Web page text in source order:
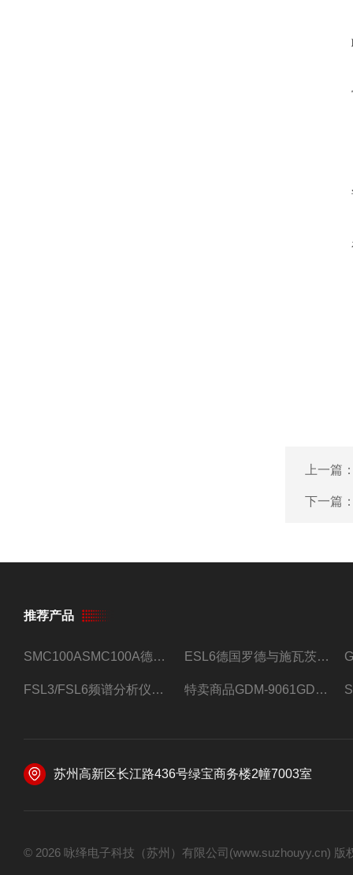
上一篇
下一篇
推荐产品
SMC100ASMC100A德国罗德与施瓦茨射频信号源 ESL6德国罗德与施瓦茨预认证EMI接收机
FSL3/FSL6频谱分析仪FSL3/FSL6罗德与施瓦茨 特卖商品GDM-9061GDM-9061台式万用表
苏州高新区长江路436号绿宝商务楼2幢7003室
© 2026 咏绎电子科技（苏州）有限公司(www.suzhouyy.cn)